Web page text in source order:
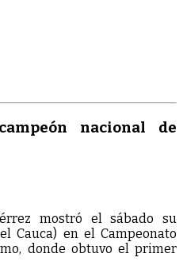
nacional de
mostró el sábado su
Cauca) en el Campeonato
donde obtuvo el primer